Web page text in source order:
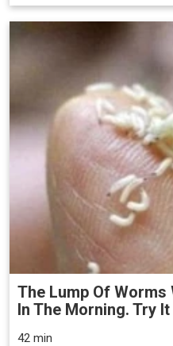
The Lump Of Worms
In The Morning. Try It
42 min